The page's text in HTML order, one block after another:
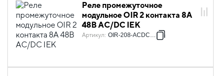
Реле промежуточное
модульное OIR 2 контакта 8А
48В AC/DC IEK
Артикул: OIR-208-ACDC48V